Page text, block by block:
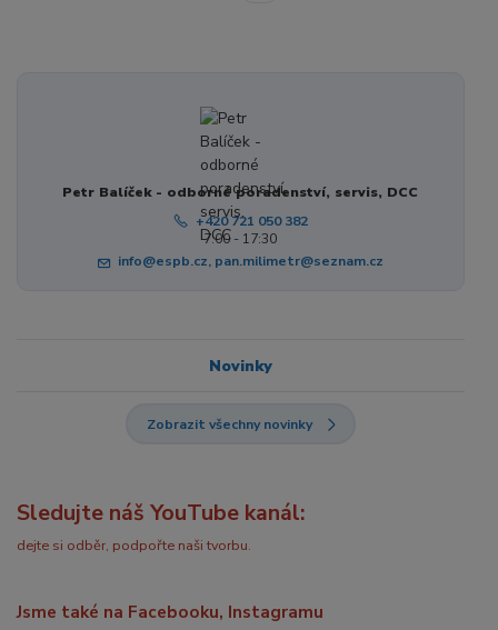
Petr Balíček - odborné poradenství, servis, DCC
+420 721 050 382
7:00 - 17:30
info@espb.cz, pan.milimetr@seznam.cz
Novinky
Zobrazit všechny novinky
Sledujte náš YouTube kanál:
dejte si odběr, podpořte naši tvorbu.
Jsme také na Facebooku, Instagramu